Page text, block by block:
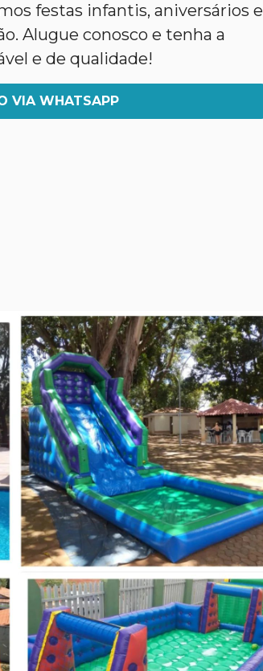
festas infantis, aniversários e
Alugue conosco e tenha a
e de qualidade!
VIA WHATSAPP